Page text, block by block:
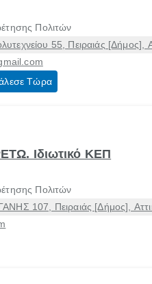
Πολιτών
55, Πειραιάς [Δήμος],
Τώρα
Ιδιωτικό ΚΕΠ
Πολιτών
107, Πειραιάς [Δήμος],